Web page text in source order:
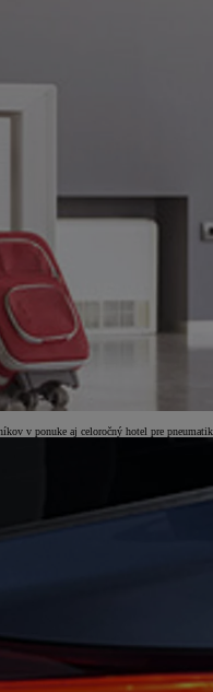
v ponuke aj celoročný hotel pre